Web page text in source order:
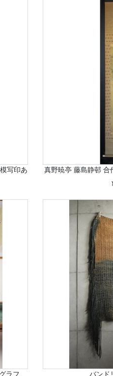
写印あ
真野暁亭 藤島静邨
ラフ バン